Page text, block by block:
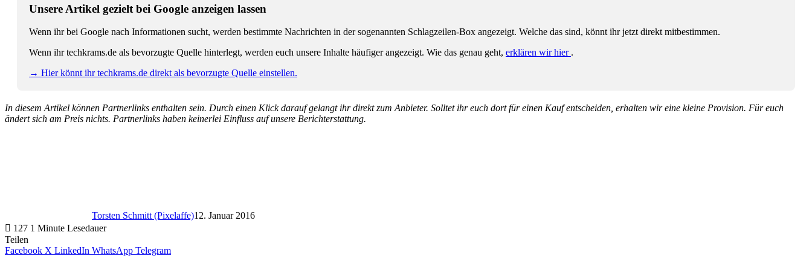
Unsere Artikel gezielt bei Google anzeigen lassen
Wenn ihr bei Google nach Informationen sucht, werden bestimmte Nachrichten in der sogenannten Schlagzeilen-Box angezeigt. Welche das sind, könnt ihr jetzt direkt mitbestimmen.
Wenn ihr techkrams.de als bevorzugte Quelle hinterlegt, werden euch unsere Inhalte häufiger angezeigt. Wie das genau geht, erklären wir hier .
→ Hier könnt ihr techkrams.de direkt als bevorzugte Quelle einstellen.
In diesem Artikel können Partnerlinks enthalten sein. Durch einen Klick darauf gelangt ihr direkt zum Anbieter. Solltet ihr euch dort für einen Kauf entscheiden, erhalten wir eine kleine Provision. Für euch
ändert sich am Preis nichts. Partnerlinks haben keinerlei Einfluss auf unsere Berichterstattung.
Torsten Schmitt (Pixelaffe)12. Januar 2016
127 1 Minute Lesedauer
Teilen
Facebook X LinkedIn WhatsApp Telegram